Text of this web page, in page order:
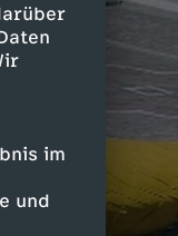
im
und